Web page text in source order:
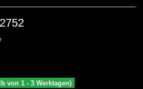
2752
von 1 - 3 Werktagen)